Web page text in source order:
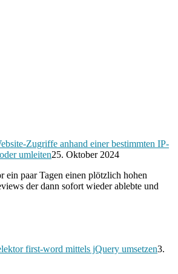
Zugriffe anhand einer bestimmten IP-
umleiten25. Oktober 2024
ein paar Tagen einen plötzlich hohen
der dann sofort wieder ablebte und
first-word mittels jQuery umsetzen3.